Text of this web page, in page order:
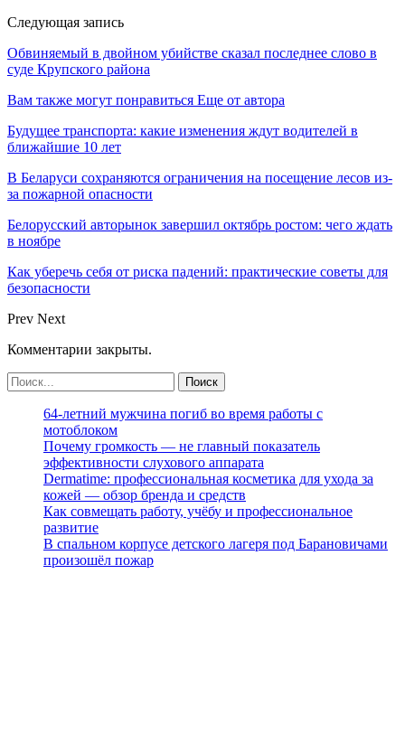
Следующая запись
Обвиняемый в двойном убийстве сказал последнее слово в
суде Крупского района
Вам также могут понравиться Еще от автора
Будущее транспорта: какие изменения ждут водителей в
ближайшие 10 лет
В Беларуси сохраняются ограничения на посещение лесов из-
за пожарной опасности
Белорусский авторынок завершил октябрь ростом: чего ждать
в ноябре
Как уберечь себя от риска падений: практические советы для
безопасности
Prev Next
Комментарии закрыты.
64-летний мужчина погиб во время работы с
мотоблоком
Почему громкость — не главный показатель
эффективности слухового аппарата
Dermatime: профессиональная косметика для ухода за
кожей — обзор бренда и средств
Как совмещать работу, учёбу и профессиональное
развитие
В спальном корпусе детского лагеря под Барановичами
произошёл пожар